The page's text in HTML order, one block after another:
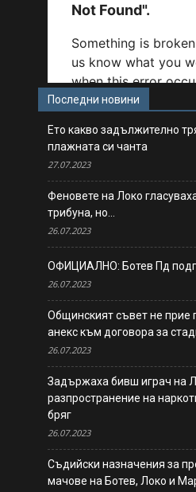
Последни новини
Ето какво задължително
плажната си чанта
27.07.2023
Феновете на Локо
трибуна, но…
26.07.2023
ОФИЦИАЛНО: Ботев Пд
26.07.2023
Общинският съвет не прие
анекс към договора за
26.07.2023
Задържаха бивш играч на
разпространение на
бряг
26.07.2023
Съдийски назначения за
мачове на Ботев, Локо и